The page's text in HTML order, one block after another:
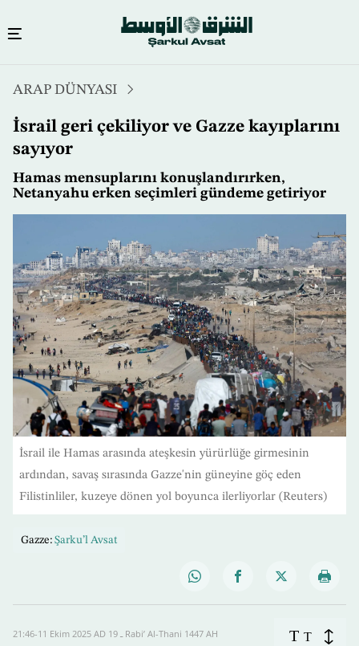
atla
ARAP DÜNYASI
İsrail geri çekiliyor ve Gazze kayıplarını
sayıyor
Hamas mensuplarını konuşlandırırken,
Netanyahu erken seçimleri gündeme getiriyor
İsrail ile Hamas arasında ateşkesin yürürlüğe girmesinin
ardından, savaş sırasında Gazze'nin güneyine göç eden
Filistinliler, kuzeye dönen yol boyunca ilerliyorlar (Reuters)
Gazze: Şarku’l Avsat
21:46-11 Ekim 2025 AD ـ 19 Rabi’ Al-Thani 1447 AH T T